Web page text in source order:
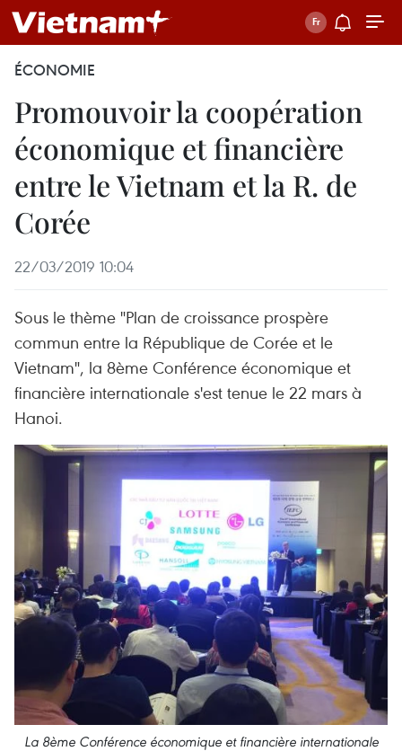
ÉCONOMIE
Promouvoir la coopération
économique et financière
entre le Vietnam et la R. de
Corée
22/03/2019 10:04
Sous le thème "Plan de croissance prospère
commun entre la République de Corée et le
Vietnam", la 8ème Conférence économique et
financière internationale s'est tenue le 22 mars à
Hanoi.
La 8ème Conférence économique et financière internationale